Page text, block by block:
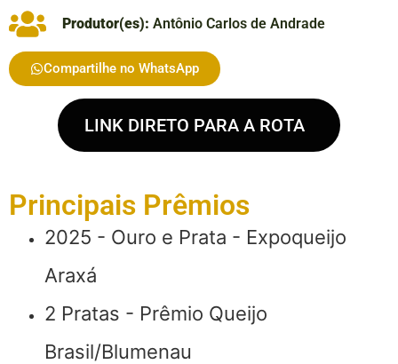
Produtor(es): Antônio Carlos de Andrade
Compartilhe no WhatsApp
LINK DIRETO PARA A ROTA
Principais Prêmios
2025 - Ouro e Prata - Expoqueijo
Araxá
2 Pratas - Prêmio Queijo
Brasil/Blumenau